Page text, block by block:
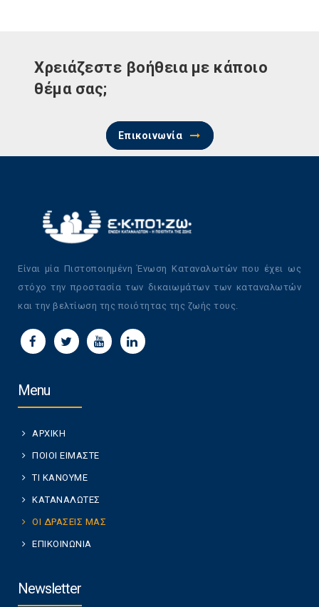
Χρειάζεστε βοήθεια με κάποιο
θέμα σας;
Επικοινωνία
Είναι μία Πιστοποιημένη Ένωση Καταναλωτών που έχει ως
στόχο την προστασία των δικαιωμάτων των καταναλωτών
και την βελτίωση της ποιότητας της ζωής τους.
Menu
ΑΡΧΙΚΗ
ΠΟΙΟΙ ΕΙΜΑΣΤΕ
ΤΙ ΚΑΝΟΥΜΕ
ΚΑΤΑΝΑΛΩΤΕΣ
ΟΙ ΔΡΑΣΕΙΣ ΜΑΣ
ΕΠΙΚΟΙΝΩΝΙΑ
Newsletter